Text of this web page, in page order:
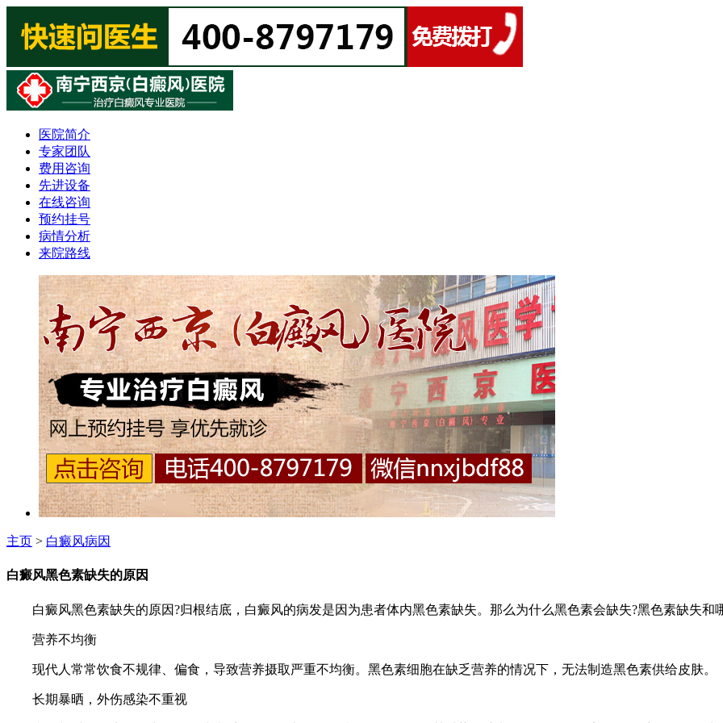
医院简介
专家团队
费用咨询
先进设备
在线咨询
预约挂号
病情分析
来院路线
主页 > 白癜风病因
白癜风黑色素缺失的原因
白癜风黑色素缺失的原因?归根结底，白癜风的病发是因为患者体内黑色素缺失。那么为什么黑色素会缺失?黑色素缺失和
营养不均衡
现代人常常饮食不规律、偏食，导致营养摄取严重不均衡。黑色素细胞在缺乏营养的情况下，无法制造黑色素供给皮肤。
长期暴晒，外伤感染不重视